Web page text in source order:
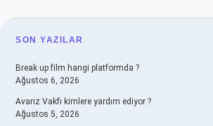
SIDEBAR
SON YAZILAR
Break up film hangi platformda ?
Ağustos 6, 2026
Avarız Vakfı kimlere yardım ediyor ?
Ağustos 5, 2026